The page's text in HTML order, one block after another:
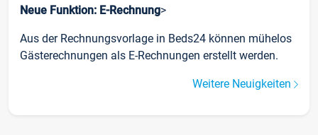
Neue Funktion: E-Rechnung>
Aus der Rechnungsvorlage in Beds24 können mühelos
Gästerechnungen als E-Rechnungen erstellt werden.
Weitere Neuigkeiten